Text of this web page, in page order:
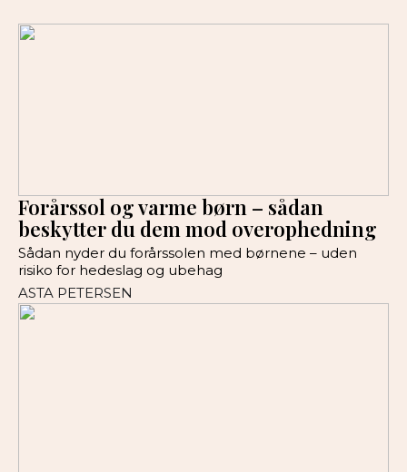
Forårssol og varme børn – sådan
beskytter du dem mod overophedning
Sådan nyder du forårssolen med børnene – uden
risiko for hedeslag og ubehag
ASTA PETERSEN